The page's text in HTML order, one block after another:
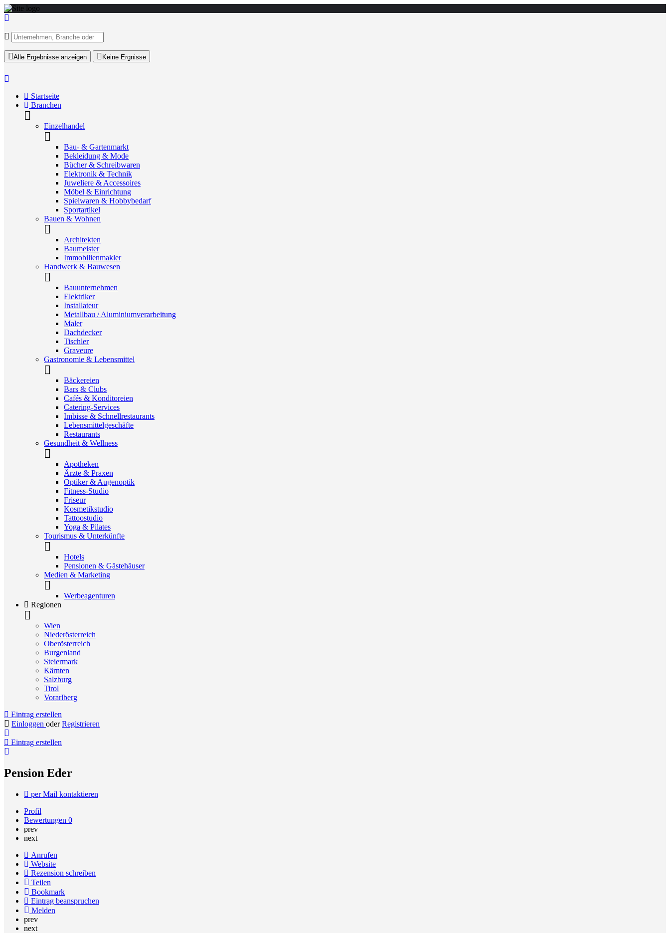
Alle Ergebnisse anzeigen Keine Ergnisse
Startseite
Branchen
Einzelhandel
Bau- & Gartenmarkt
Bekleidung & Mode
Bücher & Schreibwaren
Elektronik & Technik
Juweliere & Accessoires
Möbel & Einrichtung
Spielwaren & Hobbybedarf
Sportartikel
Bauen & Wohnen
Architekten
Baumeister
Immobilienmakler
Handwerk & Bauwesen
Bauunternehmen
Elektriker
Installateur
Metallbau / Aluminiumverarbeitung
Maler
Dachdecker
Tischler
Graveure
Gastronomie & Lebensmittel
Bäckereien
Bars & Clubs
Cafés & Konditoreien
Catering-Services
Imbisse & Schnellrestaurants
Lebensmittelgeschäfte
Restaurants
Gesundheit & Wellness
Apotheken
Ärzte & Praxen
Optiker & Augenoptik
Fitness-Studio
Friseur
Kosmetikstudio
Tattoostudio
Yoga & Pilates
Tourismus & Unterkünfte
Hotels
Pensionen & Gästehäuser
Medien & Marketing
Werbeagenturen
Regionen
Wien
Niederösterreich
Oberösterreich
Burgenland
Steiermark
Kärnten
Salzburg
Tirol
Vorarlberg
Eintrag erstellen
Einloggen oder Registrieren
Eintrag erstellen
Pension Eder
per Mail kontaktieren
Profil
Bewertungen 0
prev
next
Anrufen
Website
Rezension schreiben
Teilen
Bookmark
Eintrag beanspruchen
Melden
prev
next